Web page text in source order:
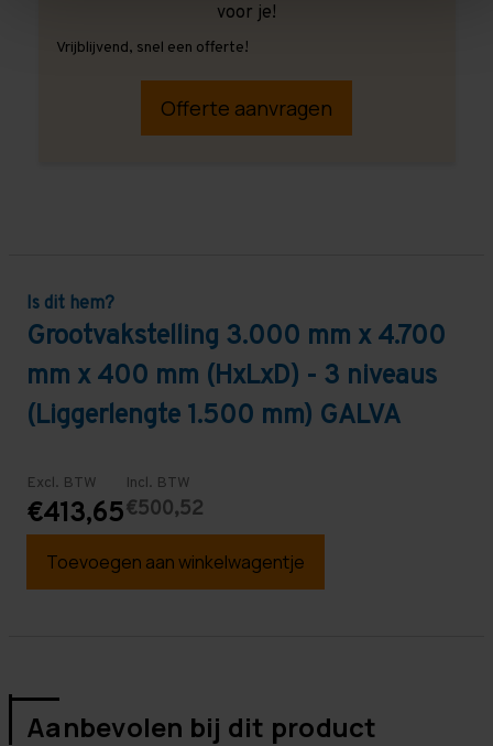
voor je!
Vrijblijvend, snel een offerte!
Offerte aanvragen
Is dit hem?
Grootvakstelling 3.000 mm x 4.700
mm x 400 mm (HxLxD) - 3 niveaus
(Liggerlengte 1.500 mm) GALVA
Excl. BTW
€413,65
Incl. BTW
€500,52
Toevoegen aan winkelwagentje
Aanbevolen bij dit product